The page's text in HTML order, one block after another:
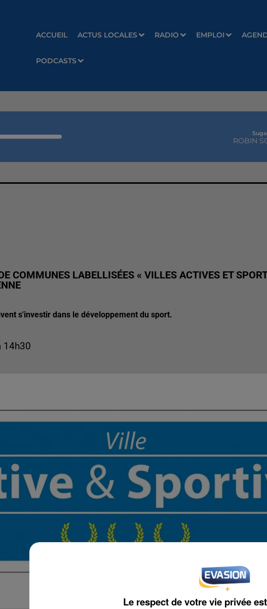
ACCUEIL ACTUS LOCALES RADIO EMPLOI
PODCASTS
ROBIN
COMMUNES LABELLISÉES « VILLES ACTIVES ET
s'investir dans le développement du sport.
14h30
Le respect de votre vie privée